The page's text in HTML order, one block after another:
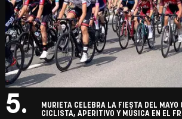
5.
MURIETA CELEBRA LA FIESTA DEL MAYO
CICLISTA, APERITIVO Y MÚSICA EN EL